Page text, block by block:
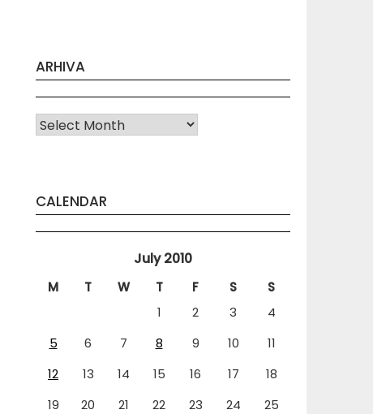
ARHIVA
Arhiva
CALENDAR
July 2010
M T W T F S
S
1
2 3
4
5
6 7 8 9 10
11
12
13 14 15 16 17
18
19
20 21 22 23 24
25